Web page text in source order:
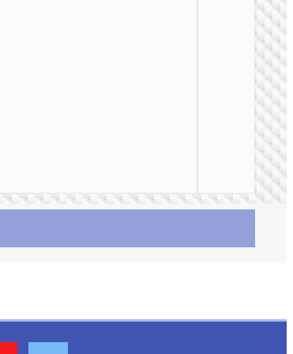
TYPE-
AKA
U137
屏显充
据线
C to
PD